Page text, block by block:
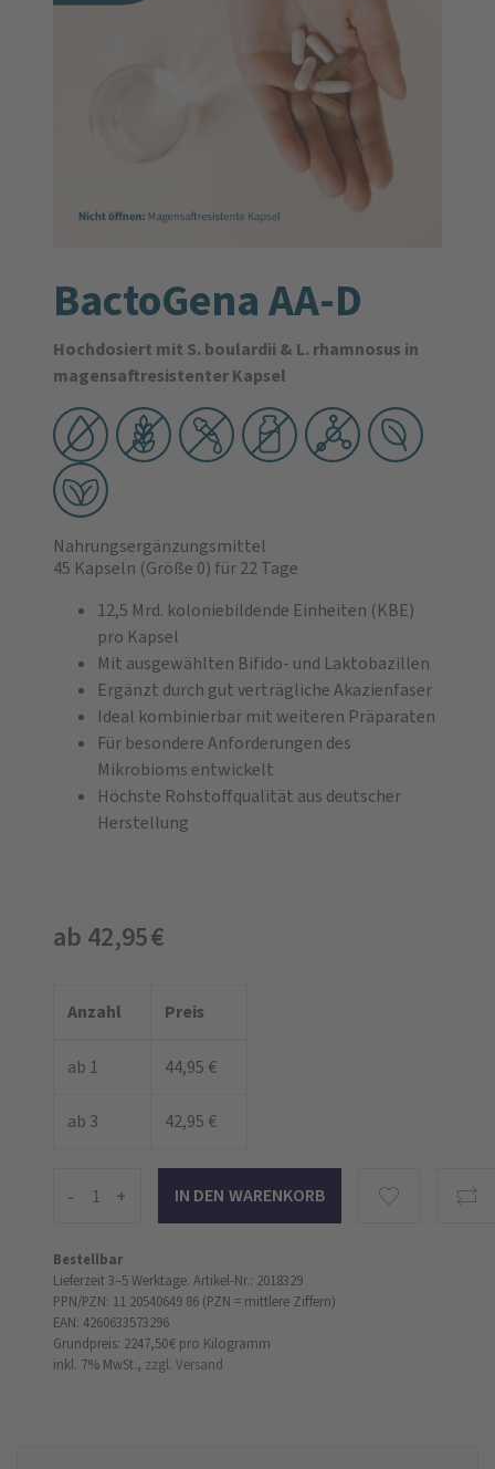
BactoGena AA-D
Hochdosiert mit S. boulardii & L. rhamnosus in
magensaftresistenter Kapsel
Nahrungsergänzungsmittel
45 Kapseln (Größe 0) für 22 Tage
12,5 Mrd. koloniebildende Einheiten (KBE)
pro Kapsel
Mit ausgewählten Bifido- und Laktobazillen
Ergänzt durch gut verträgliche Akazienfaser
Ideal kombinierbar mit weiteren Präparaten
Für besondere Anforderungen des
Mikrobioms entwickelt
Höchste Rohstoffqualität aus deutscher
Herstellung
ab 42,95 €
Anzahl Preis
ab 1 44,95 €
ab 3 42,95 €
- +
Bestellbar
Lieferzeit 3–5 Werktage. Artikel-Nr.: 2018329
PPN/PZN: 11 20540649 86 (PZN = mittlere Ziffern)
EAN: 4260633573296
Grundpreis: 2247,50 € pro Kilogramm
inkl. 7% MwSt., zzgl. Versand